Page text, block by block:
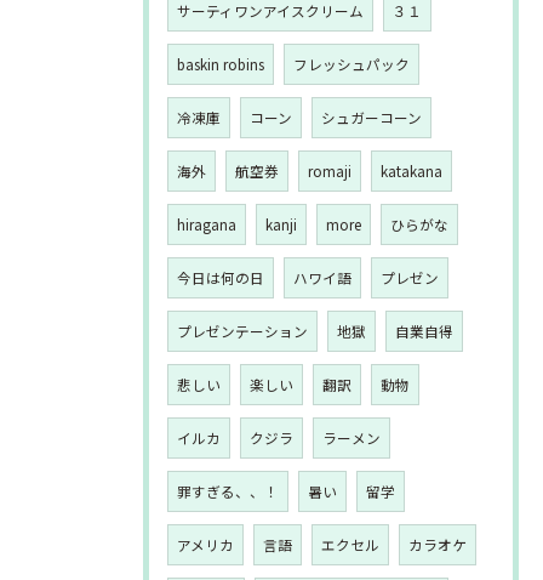
サーティワンアイスクリーム ３１
baskin robins フレッシュパック
冷凍庫 コーン シュガーコーン
海外 航空券 romaji katakana
hiragana kanji more ひらがな
今日は何の日 ハワイ語 プレゼン
プレゼンテーション 地獄 自業自得
悲しい 楽しい 翻訳 動物
イルカ クジラ ラーメン
罪すぎる、、！ 暑い 留学
アメリカ 言語 エクセル カラオケ